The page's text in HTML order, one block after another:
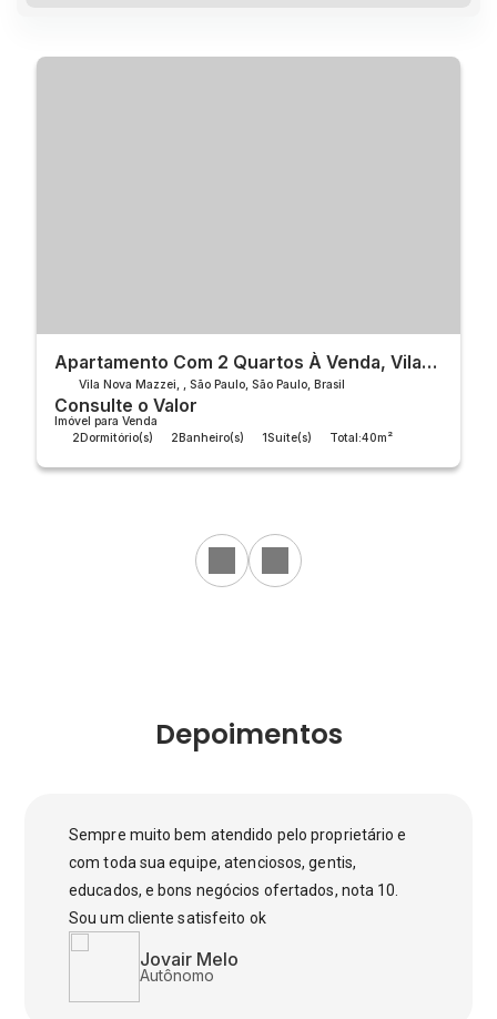
Apartamento Com 2 Quartos À Venda, Vila
Nova Mazzei - São Paulo
Vila Nova Mazzei São Paulo São Paulo Brasil
2Dormitório(s) 2Banheiro(s) 1Suíte(s) Total:40m²
Consulte o Valor
Imóvel para Venda
Depoimentos
Jovair Melo
Autônomo
Sempre muito bem atendido pelo proprietário e
com toda sua equipe, atenciosos, gentis,
educados, e bons negócios ofertados, nota 10.
Sou um cliente satisfeito ok